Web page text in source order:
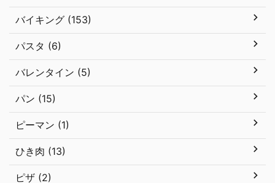
バイキング (153)
パスタ (6)
バレンタイン (5)
パン (15)
ピーマン (1)
ひき肉 (13)
ピザ (2)